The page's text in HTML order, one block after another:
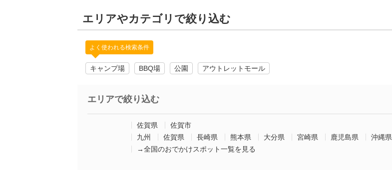
エリアやカテゴリで絞り込む
よく使われる検索条件
キャンプ場 BBQ場 公園 アウトレットモール
エリアで絞り込む
佐賀県
佐賀市
九州
佐賀県 長崎県 熊本県 大分県 宮崎県 鹿児島県
沖縄県
→全国のおでかけスポット一覧を見る